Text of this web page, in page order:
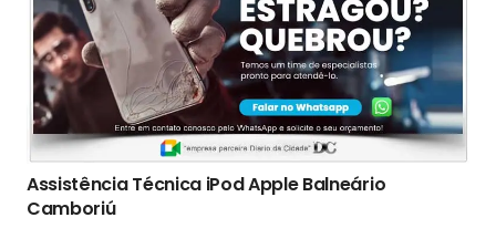
Assistência Técnica iPod Apple Balneário
Camboriú